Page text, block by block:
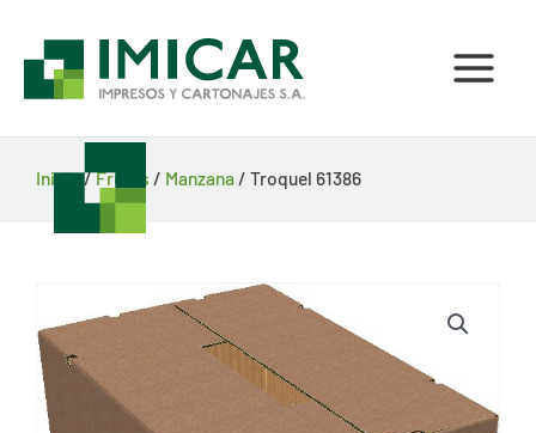
contenido
Inicio/Frutas / Manzana / Troquel 61386